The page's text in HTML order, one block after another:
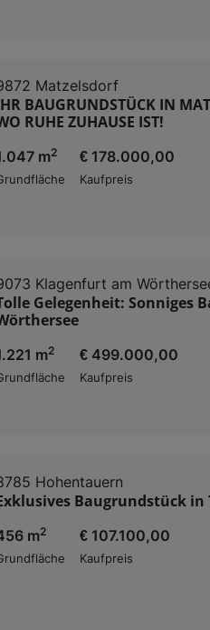
Matzelsdorf
BAUGRUNDSTÜCK IN
RUHE ZUHAUSE IST!
m2
€ 178.000,00
Kaufpreis
Klagenfurt am
Gelegenheit: Sonniges
m2
€ 499.000,00
Kaufpreis
Hohentauern
Baugrundstück
m2
€ 107.100,00
Kaufpreis